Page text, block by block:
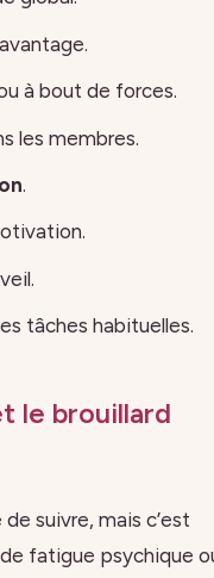
à bout de forces.
les membres.
.
tâches habituelles.
le brouillard
suivre, mais c’est
de fatigue psychique